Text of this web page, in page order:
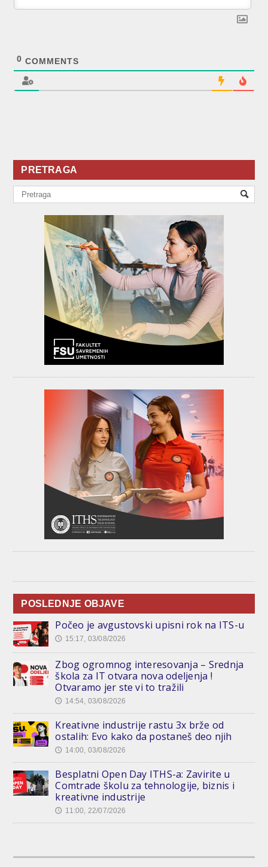
0 COMMENTS
PRETRAGA
POSLEDNJE OBJAVE
Počeo je avgustovski upisni rok na ITS-u
🕔 15:17, 03/08/2026
Zbog ogromnog interesovanja – Srednja
škola za IT otvara nova odeljenja !
Otvaramo jer ste vi to tražili
🕔 14:54, 03/08/2026
Kreativne industrije rastu 3x brže od
ostalih: Evo kako da postaneš deo njih
🕔 14:00, 03/08/2026
Besplatni Open Day ITHS-a: Zavirite u
Comtrade školu za tehnologije, biznis i
kreativne industrije
🕔 11:00, 22/07/2026